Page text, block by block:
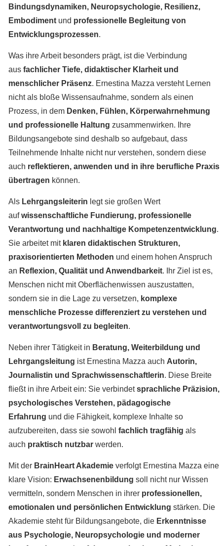
Bindungsdynamiken, Neuropsychologie, Resilienz,
Embodiment und professionelle Begleitung von
Entwicklungsprozessen.
Was ihre Arbeit besonders prägt, ist die Verbindung
aus fachlicher Tiefe, didaktischer Klarheit und
menschlicher Präsenz. Ernestina Mazza versteht Lernen
nicht als bloße Wissensaufnahme, sondern als einen
Prozess, in dem Denken, Fühlen, Körperwahrnehmung
und professionelle Haltung zusammenwirken. Ihre
Bildungsangebote sind deshalb so aufgebaut, dass
Teilnehmende Inhalte nicht nur verstehen, sondern diese
auch reflektieren, anwenden und in ihre berufliche Praxis
übertragen können.
Als Lehrgangsleiterin legt sie großen Wert
aufwissenschaftliche Fundierung, professionelle
Verantwortung und nachhaltige Kompetenzentwicklung.
Sie arbeitet mit klaren didaktischen Strukturen,
praxisorientierten Methoden und einem hohen Anspruch
an Reflexion, Qualität und Anwendbarkeit. Ihr Ziel ist es,
Menschen nicht mit Oberflächenwissen auszustatten,
sondern sie in die Lage zu versetzen, komplexe
menschliche Prozesse differenziert zu verstehen und
verantwortungsvoll zu begleiten.
Neben ihrer Tätigkeit in Beratung, Weiterbildung und
Lehrgangsleitung ist Ernestina Mazza auch Autorin,
Journalistin und Sprachwissenschaftlerin. Diese Breite
fließt in ihre Arbeit ein: Sie verbindetsprachliche Präzision,
psychologisches Verstehen, pädagogische
Erfahrung und die Fähigkeit, komplexe Inhalte so
aufzubereiten, dass sie sowohl fachlich tragfähig als
auch praktisch nutzbar werden.
Mit der BrainHeart Akademie verfolgt Ernestina Mazza eine
klare Vision: Erwachsenenbildung soll nicht nur Wissen
vermitteln, sondern Menschen in ihrer professionellen,
emotionalen und persönlichen Entwicklung stärken. Die
Akademie steht für Bildungsangebote, die Erkenntnisse
aus Psychologie, Neuropsychologie und moderner